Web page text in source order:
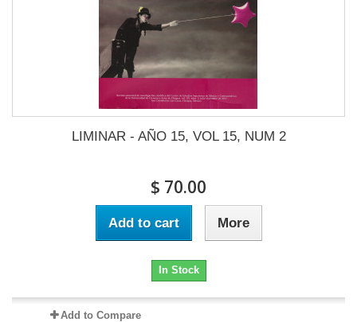
LIMINAR - AÑO 15, VOL 15, NUM 2
$ 70.00
Add to cart More
In Stock
Add to Compare